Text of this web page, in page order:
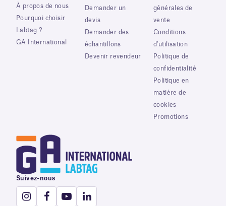
À propos de nous
Pourquoi choisir
Labtag ?
GA International
Demander un
devis
Demander des
échantillons
Devenir revendeur
générales de
vente
Conditions
d'utilisation
Politique de
confidentialité
Politique en
matière de
cookies
Promotions
Suivez-nous